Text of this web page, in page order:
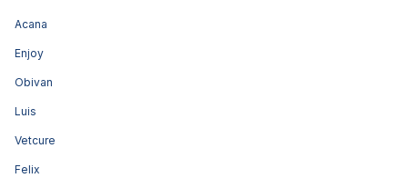
Acana
Enjoy
Obivan
Luis
Vetcure
Felix